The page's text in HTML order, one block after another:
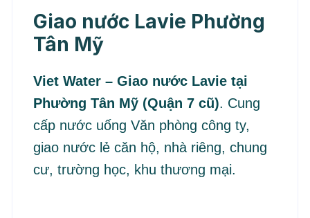
Giao nước Lavie Phường
Tân Mỹ
Viet Water – Giao nước Lavie tại
Phường Tân Mỹ (Quận 7 cũ). Cung
cấp nước uống Văn phòng công ty,
giao nước lẻ căn hộ, nhà riêng, chung
cư, trường học, khu thương mại.